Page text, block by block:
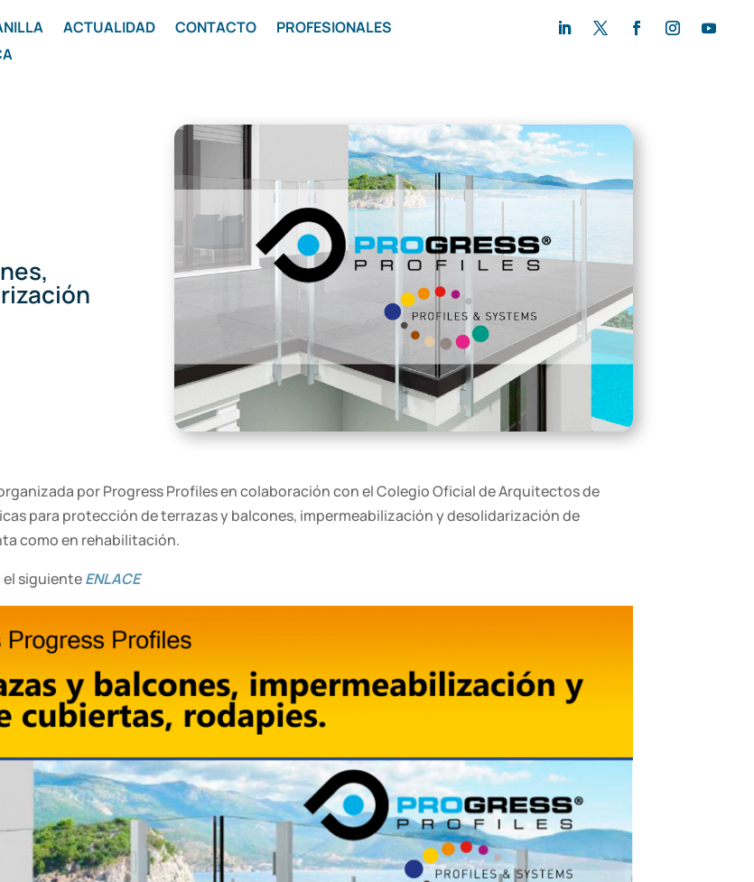
ACTUALIDAD CONTACTO
PROFESIONALES
por Progress Profiles en colaboración con el Colegio Oficial de Arquitectos de
para protección de terrazas y balcones, impermeabilización y desolidarización de
como en rehabilitación.
el siguienteENLACE